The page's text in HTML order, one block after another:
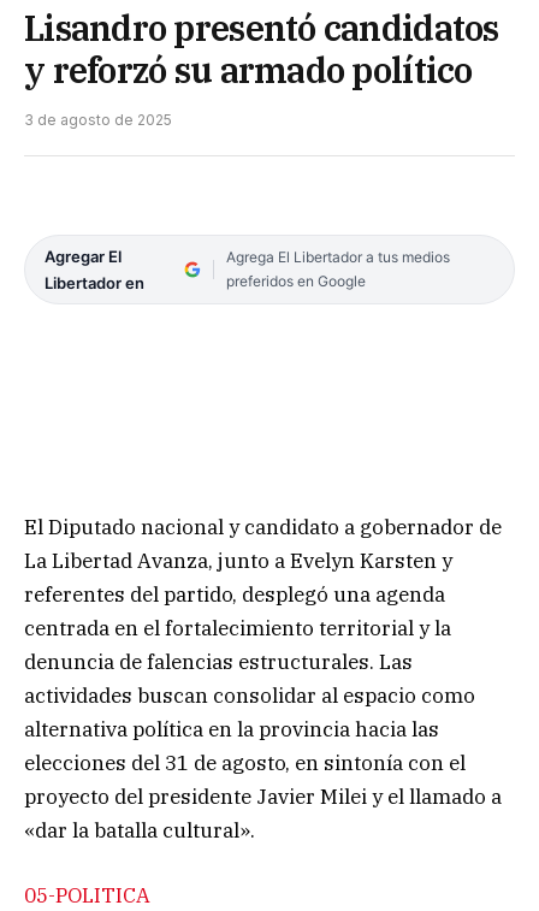
Lisandro presentó candidatos
y reforzó su armado político
3 de agosto de 2025
Agregar El
Libertador en
Agrega El Libertador a tus medios
preferidos en Google
El Diputado nacional y candidato a gobernador de
La Libertad Avanza, junto a Evelyn Karsten y
referentes del partido, desplegó una agenda
centrada en el fortalecimiento territorial y la
denuncia de falencias estructurales. Las
actividades buscan consolidar al espacio como
alternativa política en la provincia hacia las
elecciones del 31 de agosto, en sintonía con el
proyecto del presidente Javier Milei y el llamado a
«dar la batalla cultural».
05-POLITICA